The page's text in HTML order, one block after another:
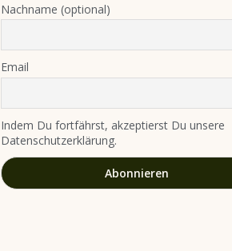
Nachname (optional)
Email
Indem Du fortfährst, akzeptierst Du unsere
Datenschutzerklärung.